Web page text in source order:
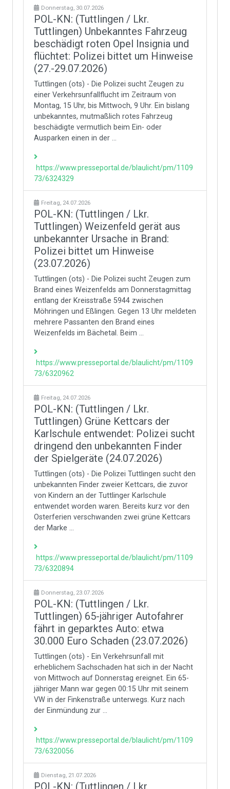
Donnerstag, 30.07.2026
POL-KN: (Tuttlingen / Lkr.
Tuttlingen) Unbekanntes Fahrzeug
beschädigt roten Opel Insignia und
flüchtet: Polizei bittet um Hinweise
(27.-29.07.2026)
Tuttlingen (ots) - Die Polizei sucht Zeugen zu
einer Verkehrsunfallflucht im Zeitraum von
Montag, 15 Uhr, bis Mittwoch, 9 Uhr. Ein bislang
unbekanntes, mutmaßlich rotes Fahrzeug
beschädigte vermutlich beim Ein- oder
Ausparken einen in der ...
https://www.presseportal.de/blaulicht/pm/1109
73/6324329
Freitag, 24.07.2026
POL-KN: (Tuttlingen / Lkr.
Tuttlingen) Weizenfeld gerät aus
unbekannter Ursache in Brand:
Polizei bittet um Hinweise
(23.07.2026)
Tuttlingen (ots) - Die Polizei sucht Zeugen zum
Brand eines Weizenfelds am Donnerstagmittag
entlang der Kreisstraße 5944 zwischen
Möhringen und Eßlingen. Gegen 13 Uhr meldeten
mehrere Passanten den Brand eines
Weizenfelds im Bächetal. Beim ...
https://www.presseportal.de/blaulicht/pm/1109
73/6320962
Freitag, 24.07.2026
POL-KN: (Tuttlingen / Lkr.
Tuttlingen) Grüne Kettcars der
Karlschule entwendet: Polizei sucht
dringend den unbekannten Finder
der Spielgeräte (24.07.2026)
Tuttlingen (ots) - Die Polizei Tuttlingen sucht den
unbekannten Finder zweier Kettcars, die zuvor
von Kindern an der Tuttlinger Karlschule
entwendet worden waren. Bereits kurz vor den
Osterferien verschwanden zwei grüne Kettcars
der Marke ...
https://www.presseportal.de/blaulicht/pm/1109
73/6320894
Donnerstag, 23.07.2026
POL-KN: (Tuttlingen / Lkr.
Tuttlingen) 65-jähriger Autofahrer
fährt in geparktes Auto: etwa
30.000 Euro Schaden (23.07.2026)
Tuttlingen (ots) - Ein Verkehrsunfall mit
erheblichem Sachschaden hat sich in der Nacht
von Mittwoch auf Donnerstag ereignet. Ein 65-
jähriger Mann war gegen 00:15 Uhr mit seinem
VW in der Finkenstraße unterwegs. Kurz nach
der Einmündung zur ...
https://www.presseportal.de/blaulicht/pm/1109
73/6320056
Dienstag, 21.07.2026
POL-KN: (Tuttlingen / Lkr.